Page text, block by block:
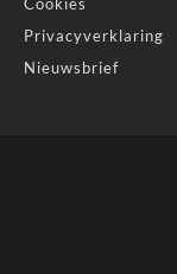
Privacyverklaring
Nieuwsbrief